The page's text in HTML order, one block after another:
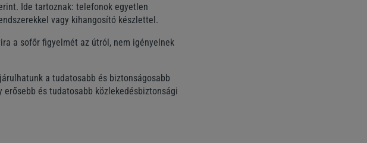
Ide tartoznak: telefonok egyetlen
vagy kihangosító készlettel.
a sofőr figyelmét az útról, nem igényelnek
a tudatosabb és biztonságosabb
és tudatosabb közlekedésbiztonsági